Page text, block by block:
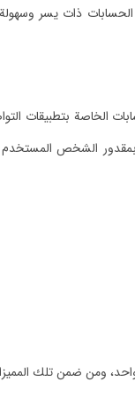
ذات يسر وسهولة
الخاصة بتطبيقات
الشخص المستخدم
ومن ضمن تلك